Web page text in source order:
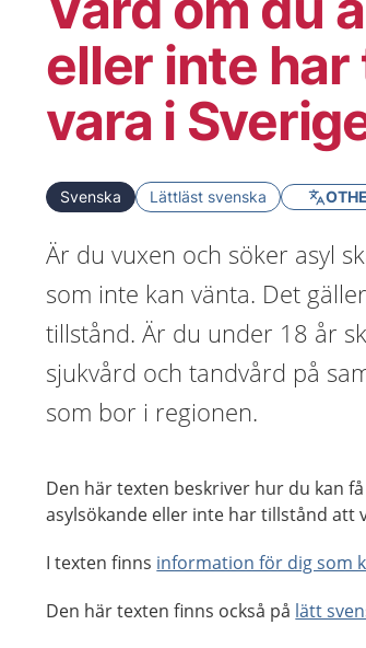
eller inte
vara i
Svenska Lättläst svenska
Är du vuxen och söker asyl
som inte kan vänta. Det
tillstånd. Är du under 18 år
sjukvård och tandvård på
som bor i regionen.
Den här texten beskriver hur du kan
asylsökande eller inte har tillstånd att
I texten finns information för dig som
Den här texten finns också på lätt